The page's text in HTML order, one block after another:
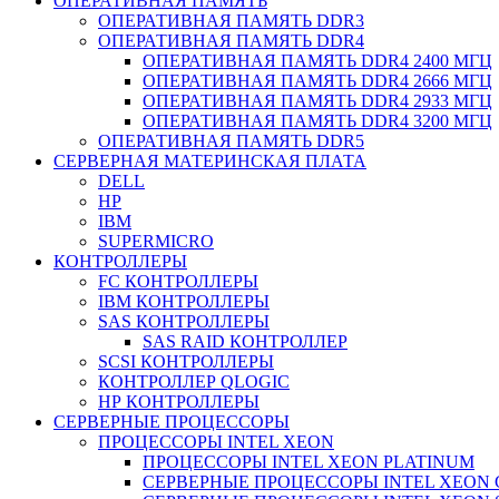
ОПЕРАТИВНАЯ ПАМЯТЬ DDR3
ОПЕРАТИВНАЯ ПАМЯТЬ DDR4
ОПЕРАТИВНАЯ ПАМЯТЬ DDR4 2400 МГЦ
ОПЕРАТИВНАЯ ПАМЯТЬ DDR4 2666 МГЦ
ОПЕРАТИВНАЯ ПАМЯТЬ DDR4 2933 МГЦ
ОПЕРАТИВНАЯ ПАМЯТЬ DDR4 3200 МГЦ
ОПЕРАТИВНАЯ ПАМЯТЬ DDR5
СЕРВЕРНАЯ МАТЕРИНСКАЯ ПЛАТА
DELL
HP
IBM
SUPERMICRO
КОНТРОЛЛЕРЫ
FC КОНТРОЛЛЕРЫ
IBM КОНТРОЛЛЕРЫ
SAS КОНТРОЛЛЕРЫ
SAS RAID КОНТРОЛЛЕР
SCSI КОНТРОЛЛЕРЫ
КОНТРОЛЛЕР QLOGIC
НР КОНТРОЛЛЕРЫ
СЕРВЕРНЫЕ ПРОЦЕССОРЫ
ПРОЦЕССОРЫ INTEL XEON
ПРОЦЕССОРЫ INTEL XEON PLATINUM
СЕРВЕРНЫЕ ПРОЦЕССОРЫ INTEL XEON